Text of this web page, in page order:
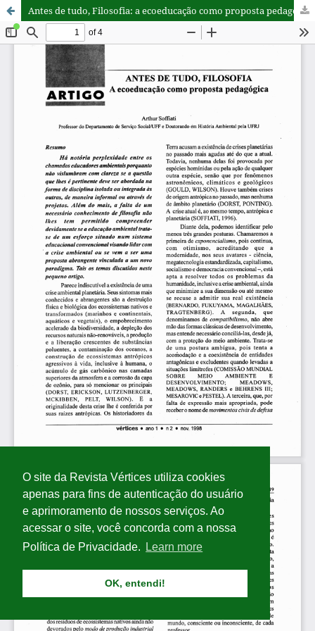
O site da Revista Vértices utiliza cookies
apenas para fins de autenticação do usuário
e aprimoramento de nossos serviços. Ao
acessar o site, você concorda com a nossa
Política de Privacidade.
Learn more
OK, entendi!
Antes de tudo, Filosofia: a ecoeducação como proposta pedagógica